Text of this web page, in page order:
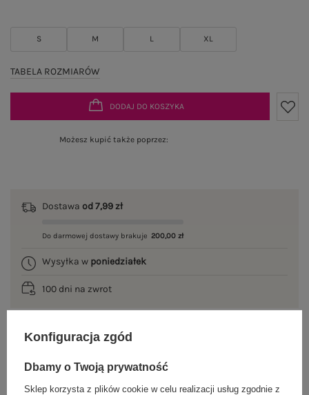
S M L XL
TABELA ROZMIARÓW
DODAJ DO KOSZYKA
Możesz kupić także poprzez:
Dostawa od 7,99 zł
Do darmowej dostawy brakuje 200,00 zł
Wysyłka w poniedziałek
100 dni na zwrot
GŁÓWNE PARAMETRY
Konfiguracja zgód
Dbamy o Twoją prywatność
Sklep korzysta z plików cookie w celu realizacji usług zgodnie z